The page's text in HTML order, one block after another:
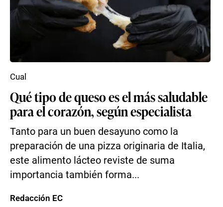
Qué tipo de queso es el más saludable
para el corazón, según especialista
Tanto para un buen desayuno como la
preparación de una pizza originaria de Italia,
este alimento lácteo reviste de suma
importancia también forma...
Cual
Redacción EC